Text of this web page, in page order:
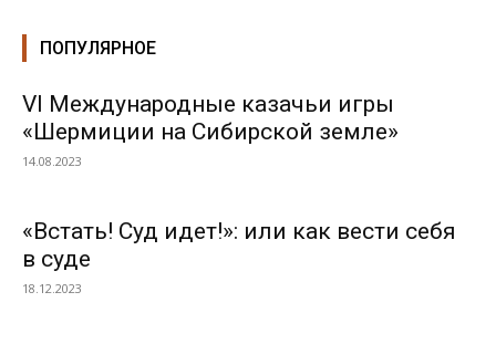
ПОПУЛЯРНОЕ
VI Международные казачьи игры
«Шермиции на Сибирской земле»
14.08.2023
«Встать! Суд идет!»: или как вести себя
в суде
18.12.2023